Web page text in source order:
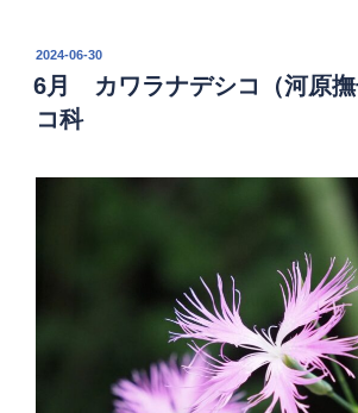
投
稿
日:
2024-06-30
6月 カワラナデシコ（河原撫
コ科